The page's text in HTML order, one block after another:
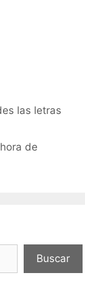
las letras
de
Buscar